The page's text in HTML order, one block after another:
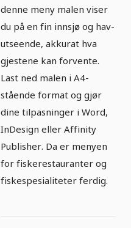
denne meny malen viser
du på en fin innsjø og hav-
utseende, akkurat hva
gjestene kan forvente.
Last ned malen i A4-
stående format og gjør
dine tilpasninger i Word,
InDesign eller Affinity
Publisher. Da er menyen
for fiskerestauranter og
fiskespesialiteter ferdig.